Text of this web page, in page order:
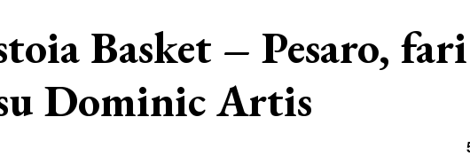
Basket – Pesaro, fari
Dominic Artis